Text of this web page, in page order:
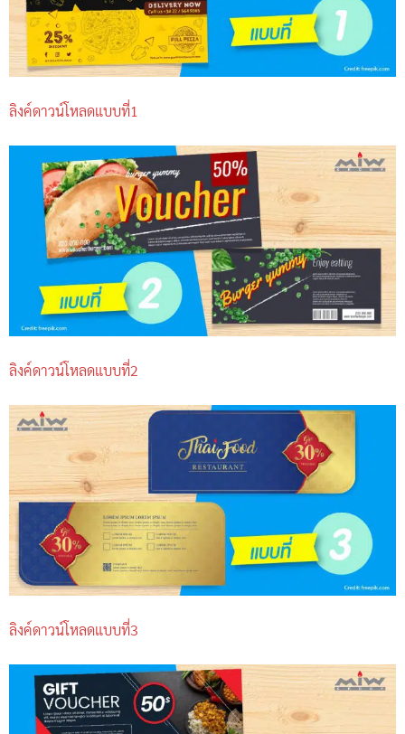
ลิงค์ดาวน์โหลดแบบที่1
ลิงค์ดาวน์โหลดแบบที่2
ลิงค์ดาวน์โหลดแบบที่3